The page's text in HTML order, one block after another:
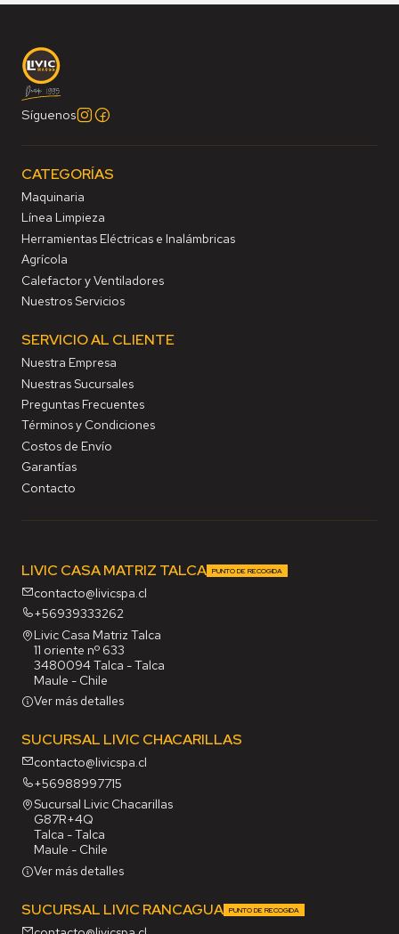
Síguenos
CATEGORÍAS
Maquinaria
Línea Limpieza
Herramientas Eléctricas e Inalámbricas
Agrícola
Calefactor y Ventiladores
Nuestros Servicios
SERVICIO AL CLIENTE
Nuestra Empresa
Nuestras Sucursales
Preguntas Frecuentes
Términos y Condiciones
Costos de Envío
Garantías
Contacto
LIVIC CASA MATRIZ TALCA PUNTO DE RECOGIDA
contacto@livicspa.cl
+56939333262
Livic Casa Matriz Talca
11 oriente nº 633
3480094 Talca - Talca
Maule - Chile
Ver más detalles
SUCURSAL LIVIC CHACARILLAS
contacto@livicspa.cl
+56988997715
Sucursal Livic Chacarillas
G87R+4Q
Talca - Talca
Maule - Chile
Ver más detalles
SUCURSAL LIVIC RANCAGUA PUNTO DE RECOGIDA